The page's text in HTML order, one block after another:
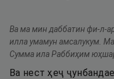
Ва ма мин даббатин фи-л-
илла умамун амсалукум.
Сумма ила Раббиҳим
Ва нест ҳеҷ